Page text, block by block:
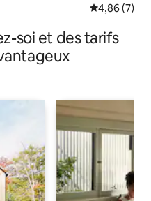
Évaluation
4,86 (7)
soi et des tarifs